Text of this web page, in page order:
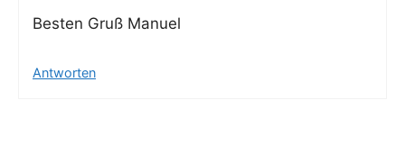
Bes­ten Gruß Manuel
Antworten